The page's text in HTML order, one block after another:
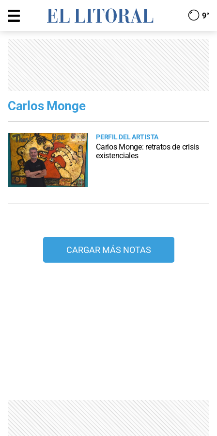
9°
Carlos Monge
PERFIL DEL ARTISTA
Carlos Monge: retratos de crisis
existenciales
CARGAR MÁS NOTAS